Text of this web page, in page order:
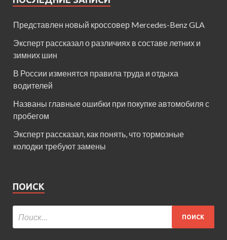
Представлен новый кроссовер Mercedes-Benz GLA
Эксперт рассказал о различиях в составе летних и
зимних шин
В России изменятся правила труда и отдыха
водителей
Названы главные ошибки при покупке автомобиля с
пробегом
Эксперт рассказал, как понять, что тормозные
колодки требуют замены
ПОИСК